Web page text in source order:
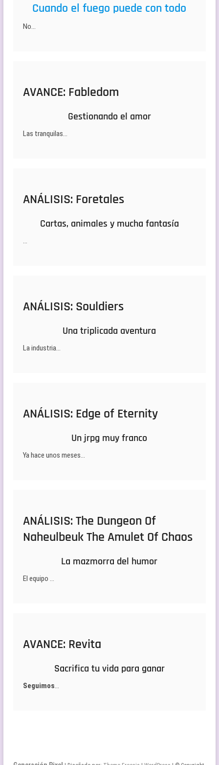
Cuando el fuego puede con todo
No…
AVANCE: Fabledom
Gestionando el amor
Las tranquilas…
ANÁLISIS: Foretales
Cartas, animales y mucha fantasía
…
ANÁLISIS: Souldiers
Una triplicada aventura
La industria…
ANÁLISIS: Edge of Eternity
Un jrpg muy franco
Ya hace unos meses…
ANÁLISIS: The Dungeon Of
Naheulbeuk The Amulet Of Chaos
La mazmorra del humor
El equipo …
AVANCE: Revita
Sacrifica tu vida para ganar
Seguimos…